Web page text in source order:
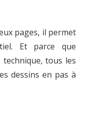
pages, il permet
Et parce que
technique, tous les
dessins en pas à